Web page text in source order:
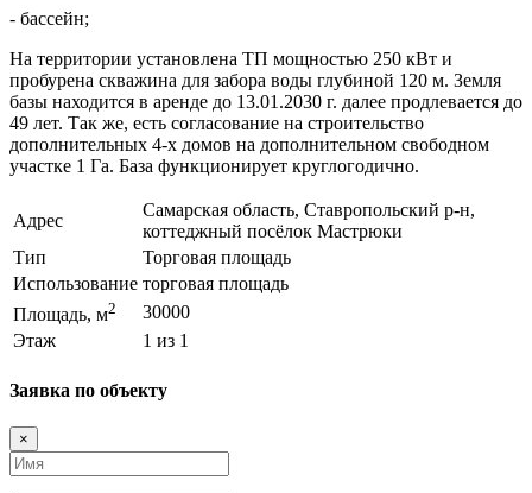
- бассейн;
На территории установлена ТП мощностью 250 кВт и
пробурена скважина для забора воды глубиной 120 м. Земля
базы находится в аренде до 13.01.2030 г. далее продлевается до
49 лет. Так же, есть согласование на строительство
дополнительных 4-х домов на дополнительном свободном
участке 1 Га. База функционирует круглогодично.
Адрес
Самарская область, Ставропольский р-н,
коттеджный посёлок Мастрюки
Тип
Торговая площадь
Использование торговая площадь
Площадь, м2
30000
Этаж
1 из 1
Заявка по объекту
×
Имя